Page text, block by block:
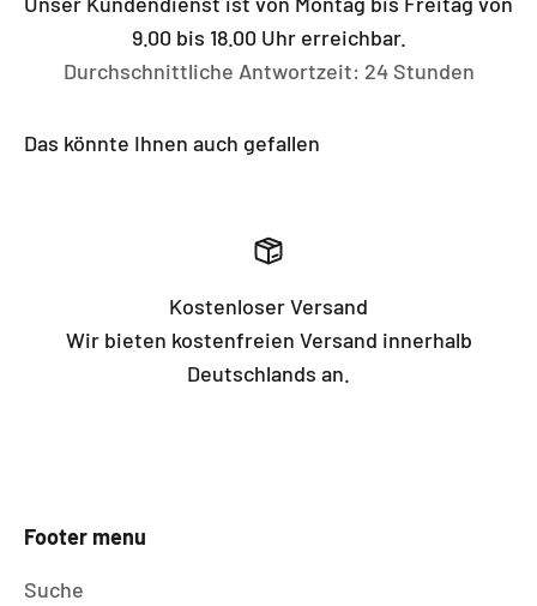
9.00 bis 18.00 Uhr erreichbar.
Durchschnittliche Antwortzeit: 24 Stunden
Das könnte Ihnen auch gefallen
Kostenloser Versand
Wir bieten kostenfreien Versand innerhalb
Deutschlands an.
Footer menu
Suche